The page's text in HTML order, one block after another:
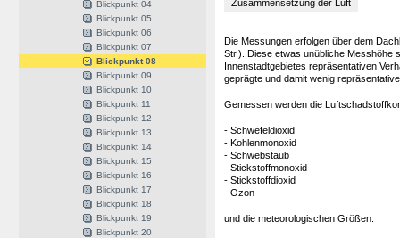
Blickpunkt 04
Blickpunkt 05
Blickpunkt 06
Blickpunkt 07
Blickpunkt 08
Blickpunkt 09
Blickpunkt 10
Blickpunkt 11
Blickpunkt 12
Blickpunkt 13
Blickpunkt 14
Blickpunkt 15
Blickpunkt 16
Blickpunkt 17
Blickpunkt 18
Blickpunkt 19
Blickpunkt 20
Zusammensetzung der Luft
Die Messungen erfolgen über dem
Str.). Diese etwas unübliche Messhöhe
Innenstadtgebietes repräsentativen
geprägte und damit wenig
Gemessen werden die
- Schwefeldioxid
- Kohlenmonoxid
- Schwebstaub
- Stickstoffmonoxid
- Stickstoffdioxid
- Ozon
und die meteorologischen Größen: